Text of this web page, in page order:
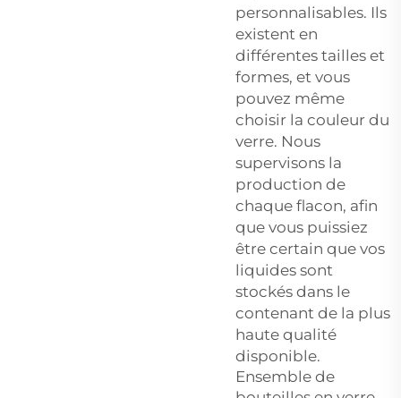
personnalisables. Ils
existent en
différentes tailles et
formes, et vous
pouvez même
choisir la couleur du
verre. Nous
supervisons la
production de
chaque flacon, afin
que vous puissiez
être certain que vos
liquides sont
stockés dans le
contenant de la plus
haute qualité
disponible.
Ensemble de